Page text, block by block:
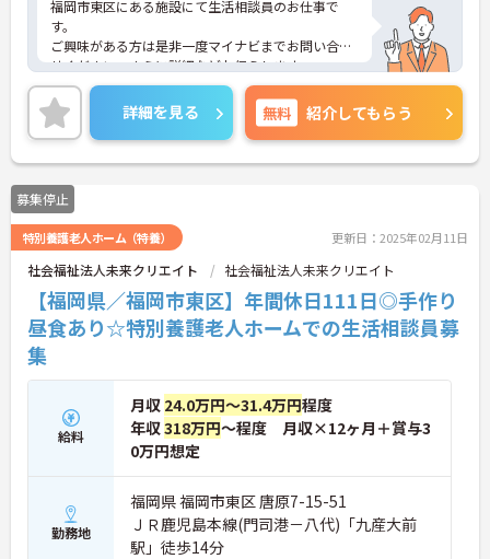
福岡市東区にある施設にて生活相談員のお仕事で
す。
ご興味がある方は是非一度マイナビまでお問い合わ
せください。さらに詳細などお伝えします。
詳細を見る 無料 紹介してもらう
募集停止
特別養護老人ホーム（特養） 更新日：2025年02月11日
社会福祉法人未来クリエイト 社会福祉法人未来クリエイト
【福岡県／福岡市東区】年間休日111日◎手作り
昼食あり☆特別養護老人ホームでの生活相談員募
集
給料
月収 24.0万円～31.4万円程度
年収318万円～程度 月収×12ヶ月＋賞与3
0万円想定
勤務地
福岡県 福岡市東区 唐原7-15-51
ＪＲ鹿児島本線(門司港－八代)「九産大前
駅」徒歩14分